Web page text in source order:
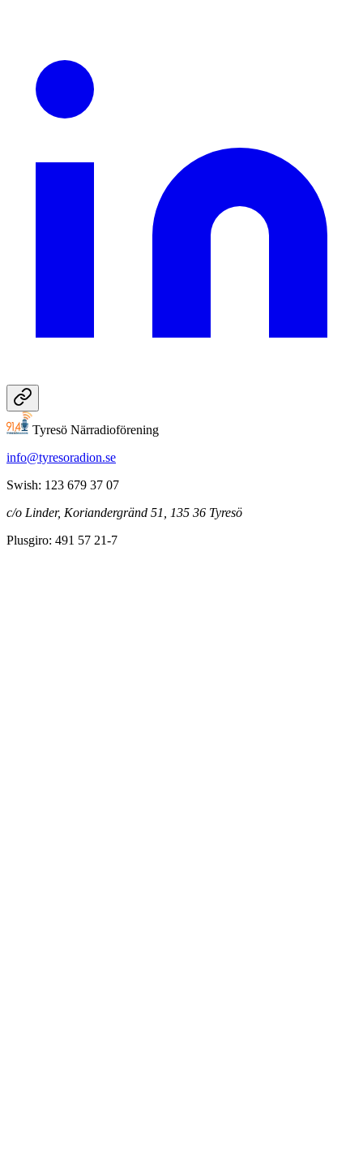
Tyresö Närradioförening
info@tyresoradion.se
Swish: 123 679 37 07
c/o Linder, Koriandergränd 51, 135 36 Tyresö
Plusgiro: 491 57 21-7